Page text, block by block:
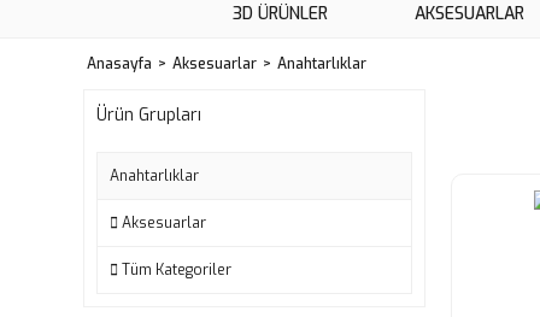
3D ÜRÜNLER AKSESUARLAR
Anasayfa Aksesuarlar Anahtarlıklar
Ürün Grupları
Anahtarlıklar
Aksesuarlar
Tüm Kategoriler